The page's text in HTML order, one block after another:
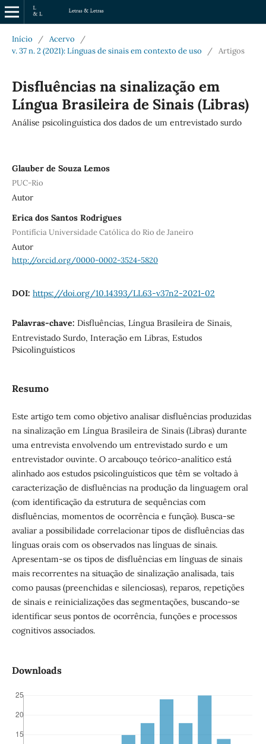
Início / Acervo
/
v. 37 n. 2 (2021): Línguas de sinais em contexto de uso
/ Artigos
Disfluências na sinalização em
Língua Brasileira de Sinais (Libras)
Análise psicolinguística dos dados de um entrevistado surdo
Glauber de Souza Lemos
PUC-Rio
Autor
Erica dos Santos Rodrigues
Pontifícia Universidade Católica do Rio de Janeiro
Autor
http://orcid.org/0000-0002-3524-5820
DOI: https://doi.org/10.14393/LL63-v37n2-2021-02
Palavras-chave: Disfluências, Língua Brasileira de Sinais,
Entrevistado Surdo, Interação em Libras, Estudos
Psicolinguísticos
Resumo
Este artigo tem como objetivo analisar disfluências produzidas
na sinalização em Língua Brasileira de Sinais (Libras) durante
uma entrevista envolvendo um entrevistado surdo e um
entrevistador ouvinte. O arcabouço teórico-analítico está
alinhado aos estudos psicolinguísticos que têm se voltado à
caracterização de disfluências na produção da linguagem oral
(com identificação da estrutura de sequências com
disfluências, momentos de ocorrência e função). Busca-se
avaliar a possibilidade correlacionar tipos de disfluências das
línguas orais com os observados nas línguas de sinais.
Apresentam-se os tipos de disfluências em línguas de sinais
mais recorrentes na situação de sinalização analisada, tais
como pausas (preenchidas e silenciosas), reparos, repetições
de sinais e reinicializações das segmentações, buscando-se
identificar seus pontos de ocorrência, funções e processos
cognitivos associados.
Downloads